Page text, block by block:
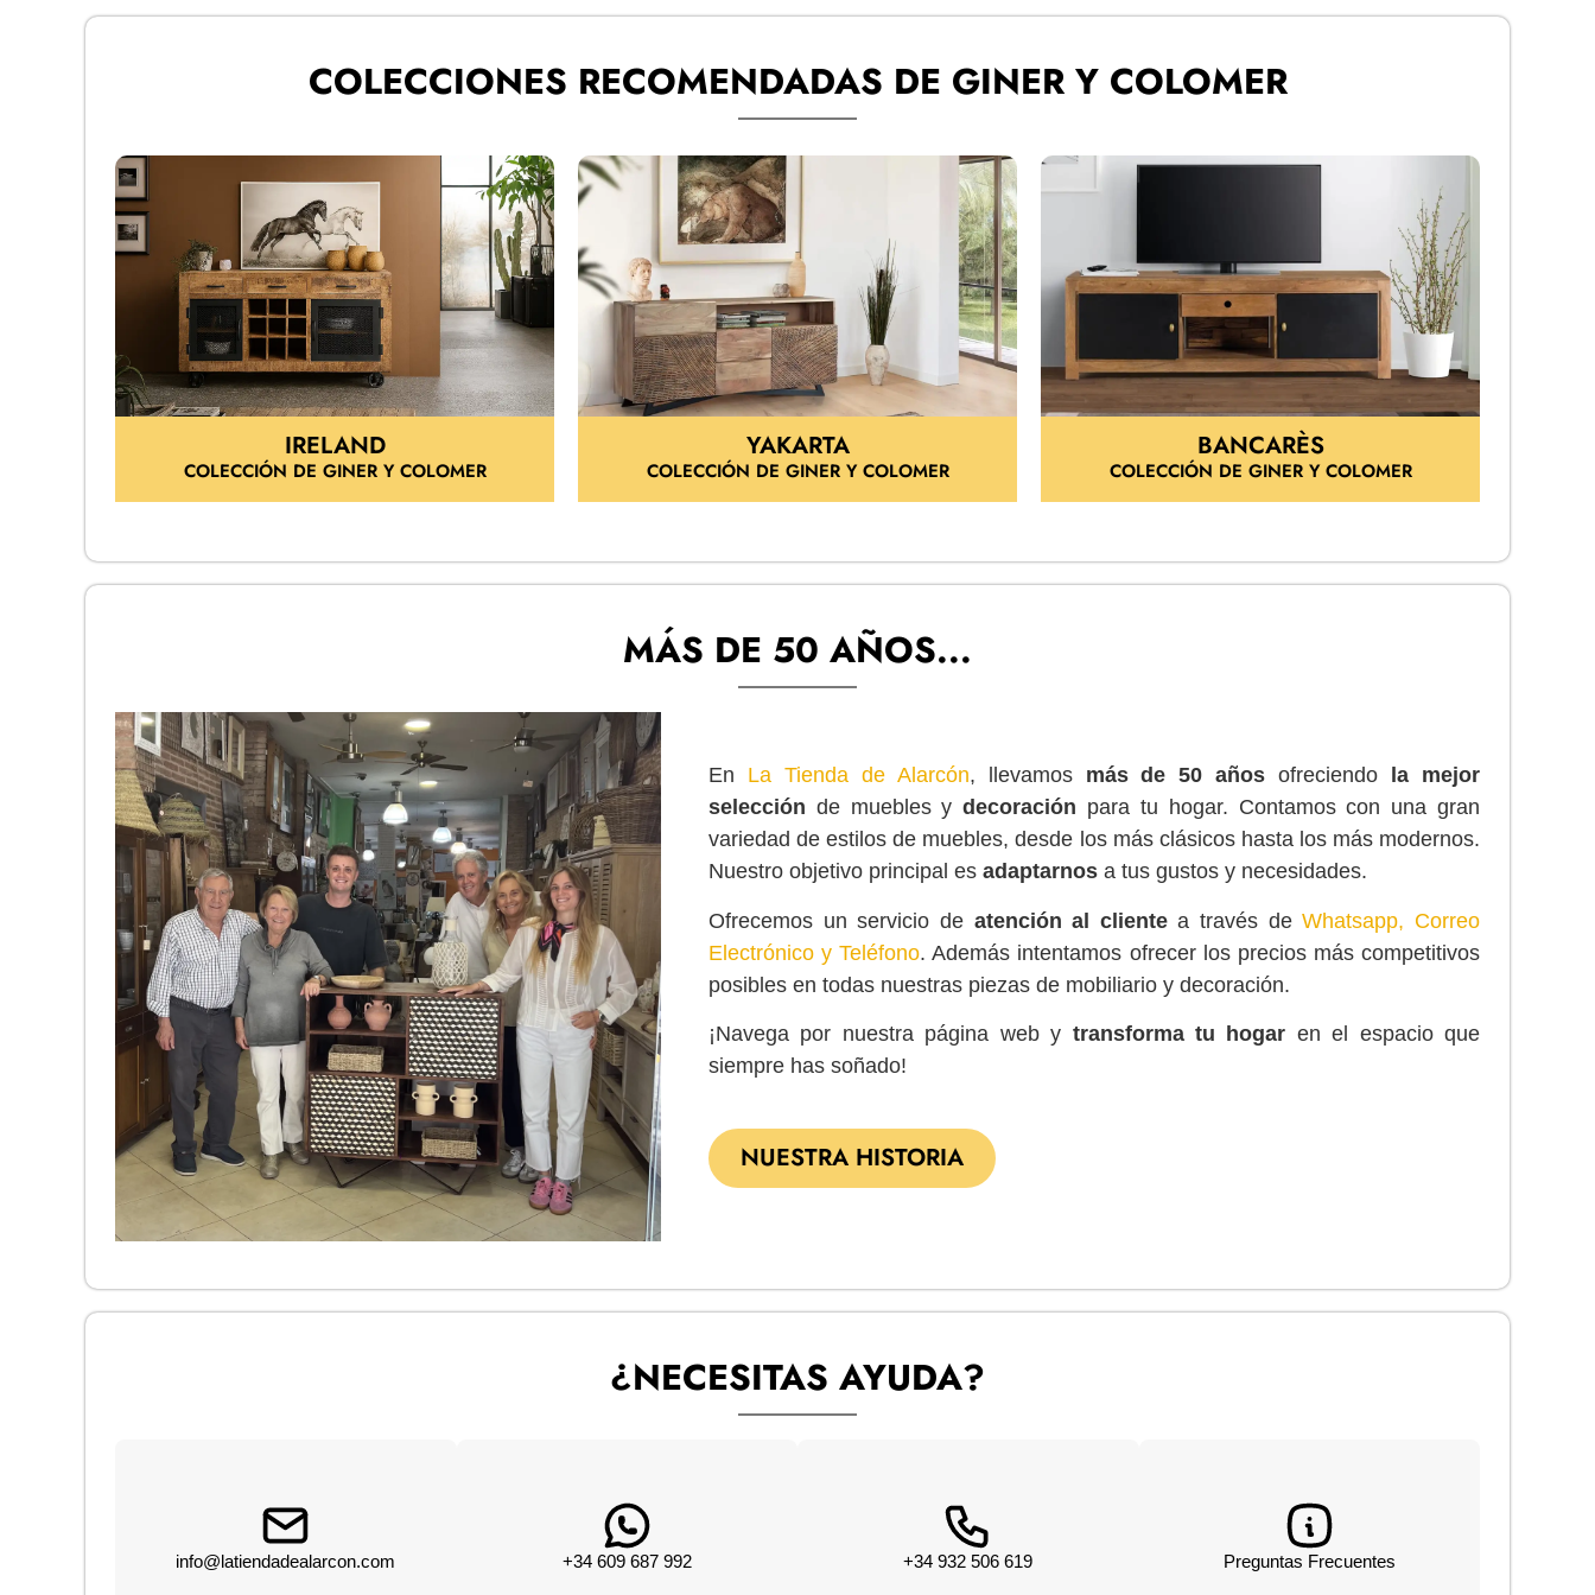
COLECCIONES RECOMENDADAS DE GINER Y COLOMER
IRELAND
COLECCIÓN DE GINER Y COLOMER
YAKARTA
COLECCIÓN DE GINER Y COLOMER
BANCARÈS
COLECCIÓN DE GINER Y COLOMER
MÁS DE 50 AÑOS...
En La Tienda de Alarcón, llevamos más de 50 añosofreciendo la mejor
selección de muebles ydecoración para tu hogar. Contamos con una gran
variedad de estilos de muebles, desde los más clásicos hasta los más modernos.
Nuestro objetivo principal es adaptarnos a tus gustos y necesidades.
Ofrecemos un servicio de atención al clientea través deWhatsapp, Correo
Electrónico y Teléfono. Además intentamos ofrecer los precios más competitivos
posibles en todas nuestras piezas de mobiliario y decoración.
¡Navega por nuestra página web y transforma tu hogar en el espacio que
siempre has soñado!
NUESTRA HISTORIA
¿NECESITAS AYUDA?
info@latiendadealarcon.com +34 609 687 992 +34 932 506 619 Preguntas Frecuentes